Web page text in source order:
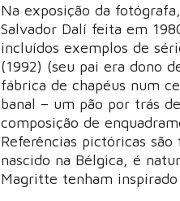
Na exposição da
Salvador Dalí feita em
incluídos exemplos de
(1992) (seu pai era dono
fábrica de chapéus num
banal – um pão por trás
composição de
Referências pictóricas
nascido na Bélgica, é
Magritte tenham